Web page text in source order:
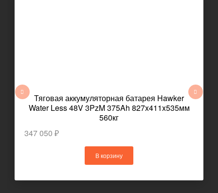
Тяговая аккумуляторная батарея Hawker
Water Less 48V 3PzM 375Ah 827x411x535мм
560кг
347 050 ₽
В корзину